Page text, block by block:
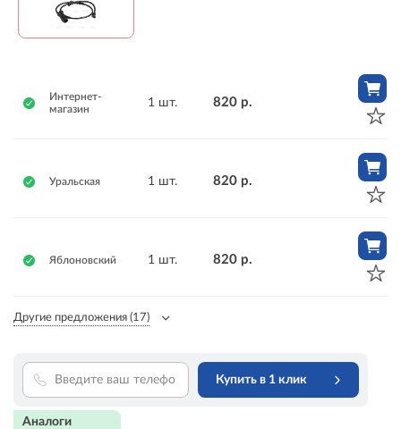
Интернет-
магазин
1 шт. 820 р.
Уральская 1 шт. 820 р.
Яблоновский 1 шт. 820 р.
Другие предложения (17)
Купить в 1 клик
Аналоги